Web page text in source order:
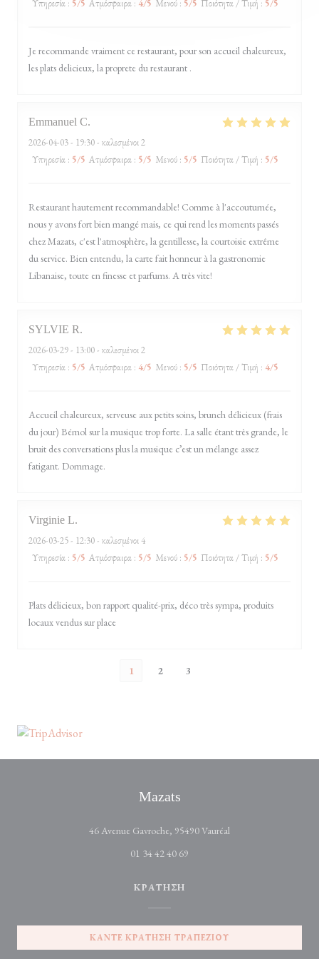
Υπηρεσία : 5/5 Ατμόσφαιρα : 4/5 Μενού : 5/5 Ποιότητα / Τιμή : 5/5
Je recommande vraiment ce restaurant, pour son accueil chaleureux,
les plats delicieux, la proprete du restaurant .
Emmanuel C
2026-04-03- 19:30 - καλεσμένοι 2
Υπηρεσία : 5/5 Ατμόσφαιρα : 5/5 Μενού : 5/5 Ποιότητα / Τιμή : 5/5
Restaurant hautement recommandable! Comme à l'accoutumée,
nous y avons fort bien mangé mais, ce qui rend les moments passés
chez Mazats, c'est l'atmosphère, la gentillesse, la courtoisie extrême
du service. Bien entendu, la carte fait honneur à la gastronomie
Libanaise, toute en finesse et parfums. A très vite!
SYLVIE R
2026-03-29- 13:00 - καλεσμένοι 2
Υπηρεσία : 5/5 Ατμόσφαιρα : 4/5 Μενού : 5/5 Ποιότητα / Τιμή : 4/5
Accueil chaleureux, serveuse aux petits soins, brunch délicieux (frais
du jour) Bémol sur la musique trop forte. La salle étant très grande, le
bruit des conversations plus la musique c’est un mélange assez
fatigant. Dommage.
Virginie L
2026-03-25- 12:30 - καλεσμένοι 4
Υπηρεσία : 5/5 Ατμόσφαιρα : 5/5 Μενού : 5/5 Ποιότητα / Τιμή : 5/5
Plats délicieux, bon rapport qualité-prix, déco très sympa, produits
locaux vendus sur place
1 2 3
Mazats
46 Avenue Gavroche, 95490 Vauréal
01 34 42 40 69
ΚΡΆΤΗΣΗ
ΚΆΝΤΕ ΚΡΆΤΗΣΗ ΤΡΑΠΕΖΙΟΎ